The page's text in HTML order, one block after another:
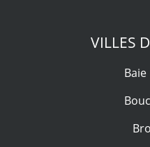
VILLES
Baie